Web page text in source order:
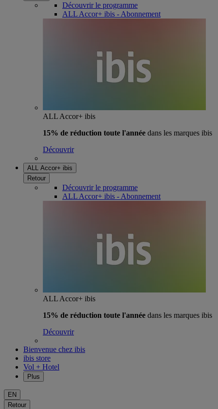
Découvrir le programme
ALL Accor+ ibis - Abonnement
ALL Accor+ ibis
15% de réduction toute l'année dans les marques ibis
Découvrir
ALL Accor+ ibis
Retour
Découvrir le programme
ALL Accor+ ibis - Abonnement
ALL Accor+ ibis
15% de réduction toute l'année dans les marques ibis
Découvrir
Bienvenue chez ibis
ibis store
Vol + Hotel
Plus
EN
Retour